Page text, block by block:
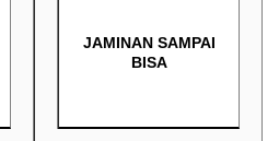
JAMINAN SAMPAI
BISA